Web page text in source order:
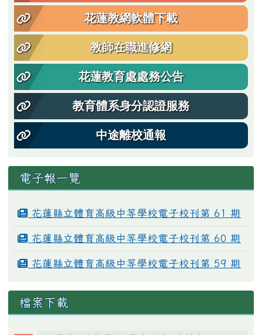
花蓮教網軟體下載
教師在職進修網
花蓮教育處處務公告
教育體系身分認證服務
中途離校通報
電子報一覽
花蓮縣立體育高級中等學校電子校刊第 61 期
花蓮縣立體育高級中等學校電子校刊第 60 期
花蓮縣立體育高級中等學校電子校刊第 59 期
檔案下載